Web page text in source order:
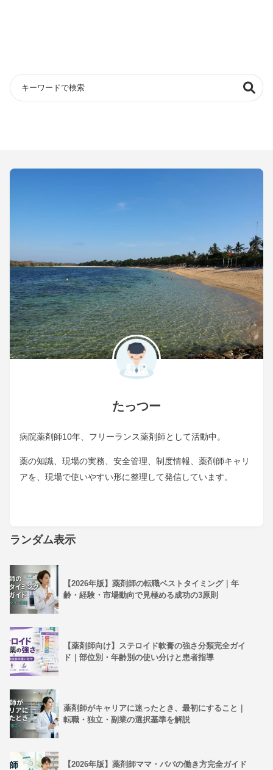
たっつー
病院薬剤師10年、フリーランス薬剤師として活動中。
薬の知識、現場の実務、安全管理、制度情報、薬剤師キャリ
アを、現場で使いやすい形に整理して発信しています。
ランダム表示
【2026年版】薬剤師の転職ベストタイミング｜年
齢・経験・市場動向で見極める成功の3原則
【薬剤師向け】ステロイド軟膏の強さ分類完全ガイ
ド｜部位別・年齢別の使い分けと患者指導
薬剤師がキャリアに迷ったとき、最初にすること｜
転職・独立・副業の選択基準を解説
【2026年版】薬剤師ママ・パパの働き方完全ガイド